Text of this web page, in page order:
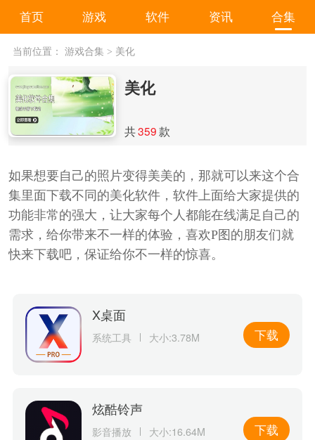
首页 游戏 软件 资讯 合集
当前位置： 游戏合集 > 美化
美化
共359款
如果想要自己的照片变得美美的，那就可以来这个合
集里面下载不同的美化软件，软件上面给大家提供的
功能非常的强大，让大家每个人都能在线满足自己的
需求，给你带来不一样的体验，喜欢P图的朋友们就
快来下载吧，保证给你不一样的惊喜。
X桌面
系统工具 大小:3.78M 下载
炫酷铃声
影音播放 大小:16.64M 下载